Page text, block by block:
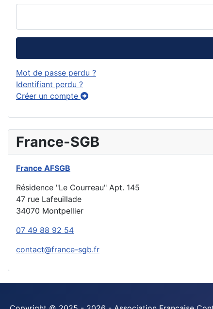
Mot de passe perdu ?
Identifiant perdu ?
Créer un compte
France-SGB
France AFSGB
Résidence "Le Courreau" Apt. 145
47 rue Lafeuillade
34070 Montpellier
07 49 88 92 54
contact@france-sgb.fr